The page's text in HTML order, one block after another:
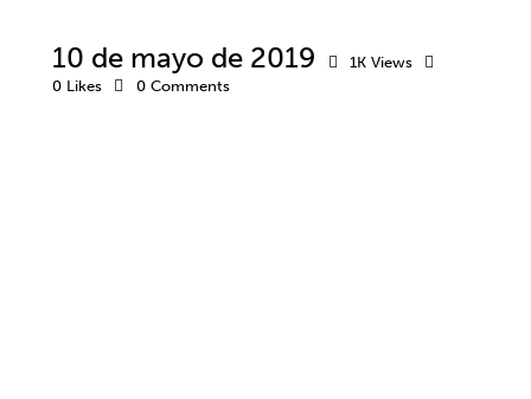
10 de mayo de 2019 1K Views
0 Likes 0 Comments